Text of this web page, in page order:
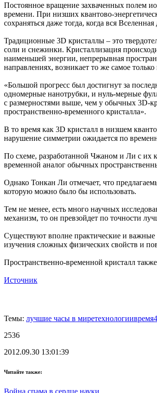
Постоянное вращение захваченных полем
времени. При низших квантово-
сохраняться даже тогда, когда вся
Традиционные 3D кристаллы – это
соли и снежинки. Кристаллизация
наименьшей энергии, непрерывная
направлениях, возникает то же самое
«Большой прогресс был достигнут за
одномерные нанотрубки, и нуль-мерные
с размерностями выше, чем у обычных 3D-
пространственно-временного кристалла».
В то время как 3D кристалл в низшем
нарушение симметрии ожидается по
По схеме, разработанной Чжаном и Ли с их
временной аналог обычных
Однако Тонкан Ли отмечает, что
которую можно было бы использовать.
Тем не менее, есть много научных
механизм, то он превзойдет по точности
Существуют вполне практические и важные
изучения сложных физических свойств и
Пространственно-временной кристалл
Источник
Темы: лучшие часы в миретехнологиивремя
2536
2012.09.30 13:01:39
Читайте также:
Война спама в сердце науки